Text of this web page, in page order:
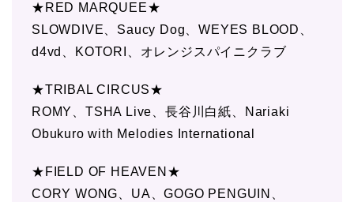
★RED MARQUEE★
SLOWDIVE、Saucy Dog、WEYES BLOOD、
d4vd、KOTORI、オレンジスパイニクラブ
★TRIBAL CIRCUS★
ROMY、TSHA Live、長谷川白紙、Nariaki
Obukuro with Melodies International
★FIELD OF HEAVEN★
CORY WONG、UA、GOGO PENGUIN、